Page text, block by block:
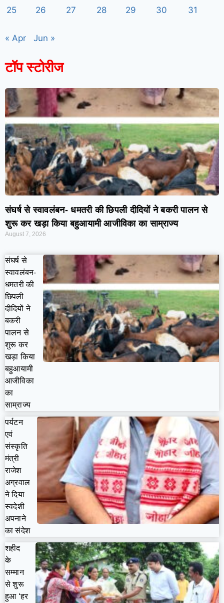
25
26 27 28 29 30 31
« Apr Jun »
टॉप स्टोरीज
संघर्ष से स्वावलंबन- धमतरी की छिपली दीदियों ने बकरी पालन से
शुरू कर खड़ा किया बहुआयामी आजीविका का साम्राज्य
August 7, 2026
संघर्ष से
स्वावलंबन-
धमतरी की
छिपली
दीदियों ने
बकरी
पालन से
शुरू कर
खड़ा किया
बहुआयामी
आजीविका
का
साम्राज्य
पर्यटन
एवं
संस्कृति
मंत्री
राजेश
अग्रवाल
ने दिया
स्वदेशी
अपनाने
का संदेश
शहीद
के
सम्मान
से शुरू
हुआ ‘हर